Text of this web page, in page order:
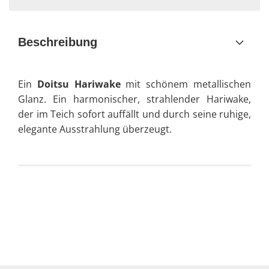
Beschreibung
Ein Doitsu Hariwakemit schönem metallischen
Glanz. Ein harmonischer, strahlender Hariwake,
der im Teich sofort auffällt und durch seine ruhige,
elegante Ausstrahlung überzeugt.